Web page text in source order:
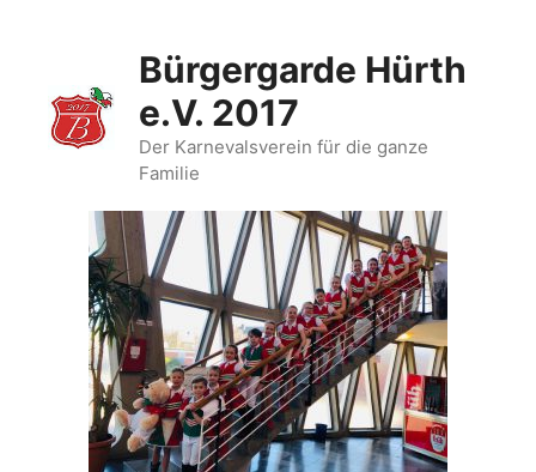
springen
Bürgergarde Hürth
e.V. 2017
Der Karnevalsverein für die ganze
Familie